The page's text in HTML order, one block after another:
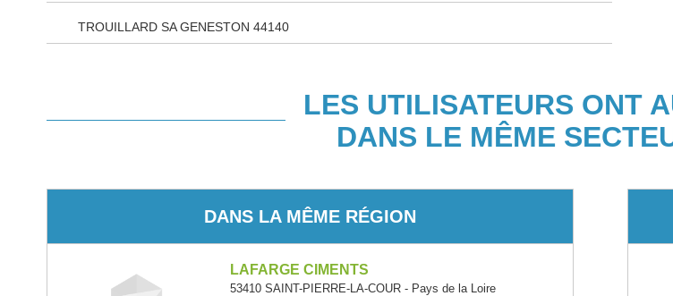
TROUILLARD SA GENESTON 44140
LES UTILISATEURS ONT
DANS LE MÊME
DANS LA MÊME RÉGION
LAFARGE CIMENTS
53410 SAINT-PIERRE-LA-COUR - Pays de la Loire